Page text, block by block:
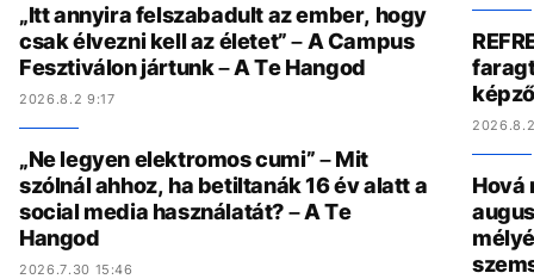
„Itt annyira felszabadult az ember, hogy
csak élvezni kell az életet” – A Campus
Fesztiválon jártunk – A Te Hangod
2026.8.2 9:17
„Ne legyen elektromos cumi” – Mit
szólnál ahhoz, ha betiltanák 16 év alatt a
social media használatát? – A Te
Hangod
2026.7.30 15:46
Hová